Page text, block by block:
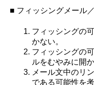
■ フィッシングメール
フィッシングの
かない。
フィッシングの
ルをむやみに開か
メール文中のリ
である可能性を